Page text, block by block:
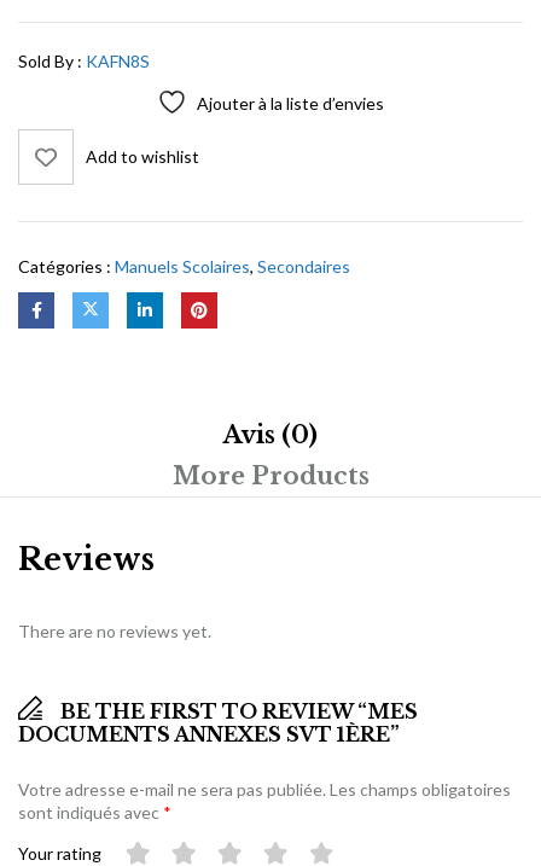
Sold By : KAFN8S
Ajouter à la liste d’envies
Add to wishlist
Catégories : Manuels Scolaires, Secondaires
Avis (0)
More Products
Reviews
There are no reviews yet.
BE THE FIRST TO REVIEW “MES
DOCUMENTS ANNEXES SVT 1ÈRE”
Votre adresse e-mail ne sera pas publiée.Les champs obligatoires
sont indiqués avec *
Your rating